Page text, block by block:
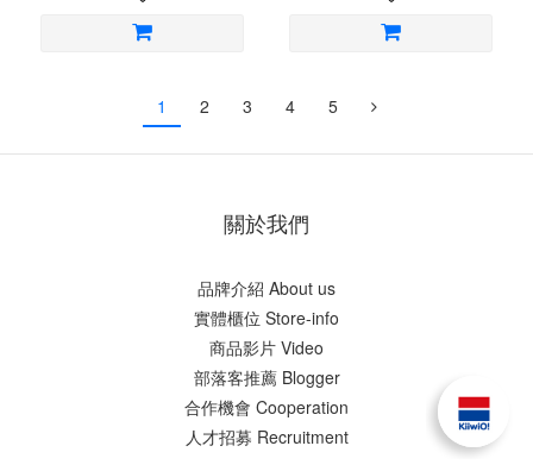
1 2 3 4 5
關於我們
品牌介紹 About us
實體櫃位 Store-info
商品影片 Video
部落客推薦 Blogger
合作機會 Cooperation
人才招募 Recruitment